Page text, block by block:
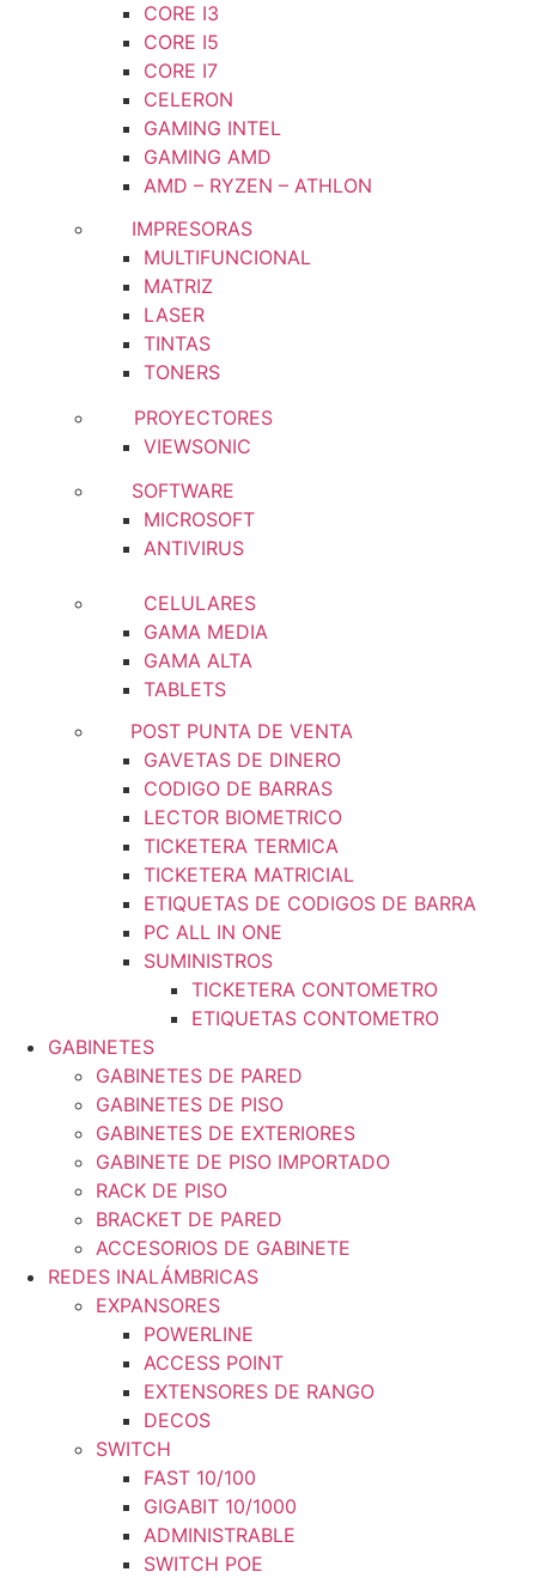
CORE I3
CORE I5
CORE I7
CELERON
GAMING INTEL
GAMING AMD
AMD – RYZEN – ATHLON
IMPRESORAS
MULTIFUNCIONAL
MATRIZ
LASER
TINTAS
TONERS
PROYECTORES
VIEWSONIC
SOFTWARE
MICROSOFT
ANTIVIRUS
CELULARES
GAMA MEDIA
GAMA ALTA
TABLETS
POST PUNTA DE VENTA
GAVETAS DE DINERO
CODIGO DE BARRAS
LECTOR BIOMETRICO
TICKETERA TERMICA
TICKETERA MATRICIAL
ETIQUETAS DE CODIGOS DE BARRA
PC ALL IN ONE
SUMINISTROS
TICKETERA CONTOMETRO
ETIQUETAS CONTOMETRO
GABINETES
GABINETES DE PARED
GABINETES DE PISO
GABINETES DE EXTERIORES
GABINETE DE PISO IMPORTADO
RACK DE PISO
BRACKET DE PARED
ACCESORIOS DE GABINETE
REDES INALÁMBRICAS
EXPANSORES
POWERLINE
ACCESS POINT
EXTENSORES DE RANGO
DECOS
SWITCH
FAST 10/100
GIGABIT 10/1000
ADMINISTRABLE
SWITCH POE